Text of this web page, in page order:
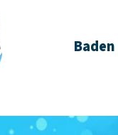
Baden